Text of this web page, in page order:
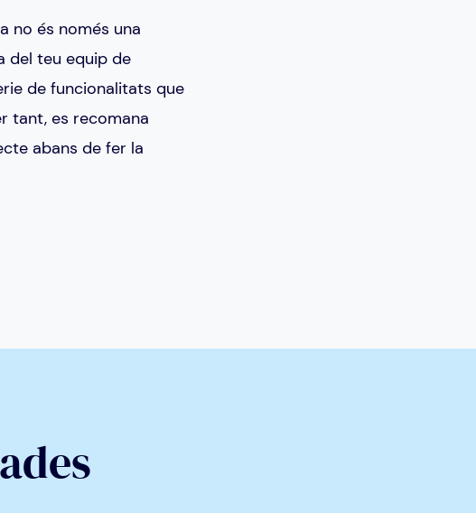
no és només una
del teu equip de
de funcionalitats que
tant, es recomana
abans de fer la